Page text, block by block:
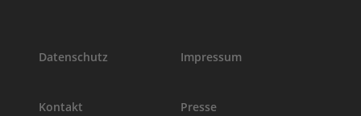
Datenschutz Impressum
Kontakt Presse